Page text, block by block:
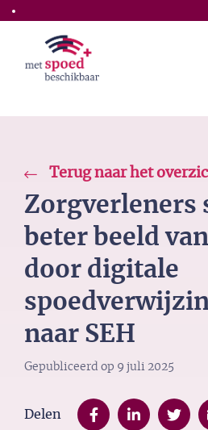
Skip to the main content
Terug naar het
Zorgverleners
beter beeld
door digitale
naar SEH
Gepubliceerd op 9 juli 2025
Delen